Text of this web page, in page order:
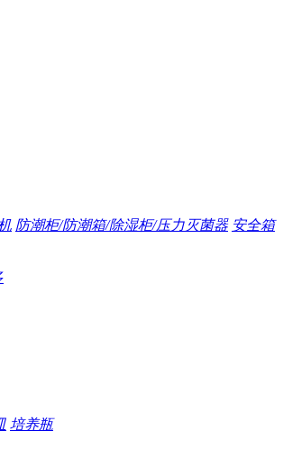
防潮柜/防潮箱/除湿柜/压力灭菌器 安全箱
培养瓶